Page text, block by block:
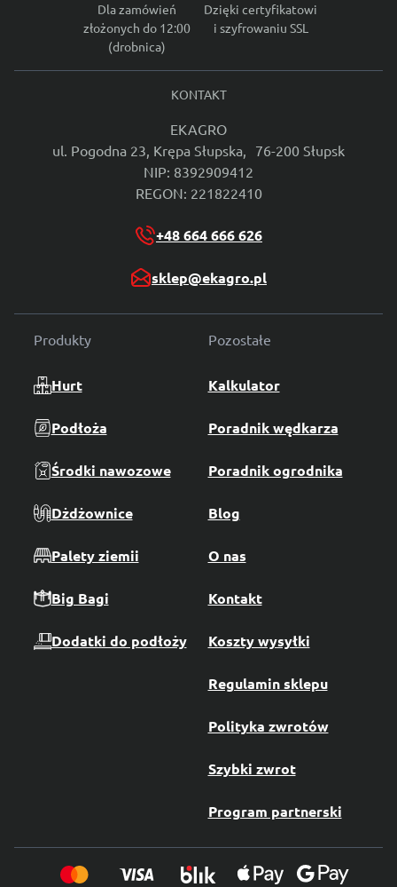
Dla zamówień
złożonych do 12:00
(drobnica)
Dzięki certyfikatowi
i szyfrowaniu SSL
KONTAKT
EKAGRO
ul. Pogodna 23, Krępa Słupska, 76-200 Słupsk
NIP: 8392909412
REGON: 221822410
+48 664 666 626
sklep@ekagro.pl
Produkty
Hurt
Podłoża
Środki nawozowe
Dżdżownice
Palety ziemii
Big Bagi
Dodatki do podłoży
Pozostałe
Kalkulator
Poradnik wędkarza
Poradnik ogrodnika
Blog
O nas
Kontakt
Koszty wysyłki
Regulamin sklepu
Polityka zwrotów
Szybki zwrot
Program partnerski